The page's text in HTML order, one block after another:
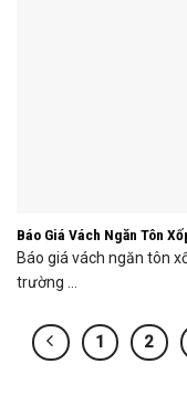
Báo Giá Vách Ngăn Tôn
Báo giá vách ngăn tôn
trường ...
1 2